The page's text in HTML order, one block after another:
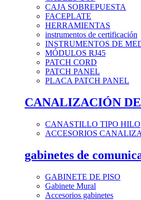
CAJA SOBREPUESTA
FACEPLATE
HERRAMIENTAS
instrumentos de certificación
INSTRUMENTOS DE
MÓDULOS RJ45
PATCH CORD
PATCH PANEL
PLACA PATCH PANEL
CANALIZACIÓN
CANASTILLO TIPO HILO
ACCESORIOS
gabinetes de
GABINETE DE PISO
Gabinete Mural
Accesorios gabinetes